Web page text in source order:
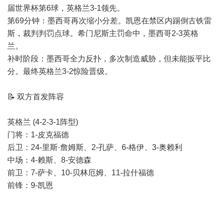
届世界杯第6球，英格兰3-1领先。
第69分钟：墨西哥再次缩小分差。凯恩在禁区内踢倒古铁雷
斯，裁判判罚点球。希门尼斯主罚命中，墨西哥2-3英格
兰。
补时阶段：墨西哥全力反扑，多次制造威胁，但未能扳平比
分。最终英格兰3-2惊险晋级。
📝 双方首发阵容
英格兰 (4-2-3-1阵型)
门将：1-皮克福德
后卫：24-里斯·詹姆斯、2-孔萨、6-格伊、3-奥赖利
中场：4-赖斯、8-安德森
前卫：7-萨卡、10-贝林厄姆、11-拉什福德
前锋：9-凯恩